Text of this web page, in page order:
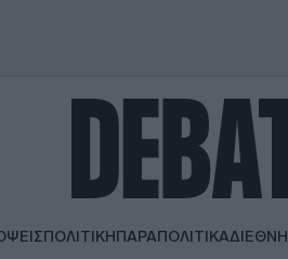
ΠΟΛΙΤΙΚΗΠΑΡΑΠΟΛΙΤΙΚΑΔΙΕΘΝΗ